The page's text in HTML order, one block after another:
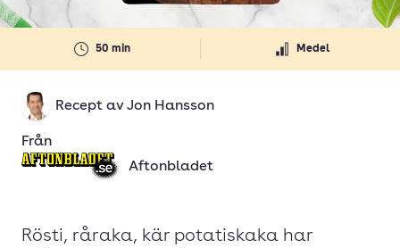
50 min Medel
Recept av Jon Hansson
Från
Aftonbladet
Rösti, råraka, kär potatiskaka har